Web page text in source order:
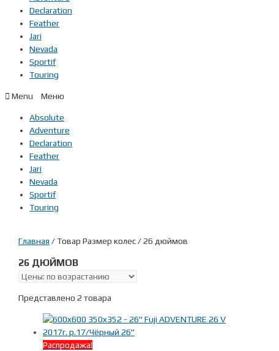
Declaration
Feather
Jari
Nevada
Sportif
Touring
Menu
Absolute
Adventure
Declaration
Feather
Jari
Nevada
Sportif
Touring
Главная / Товар Размер колес / 26 дюймов
26 ДЮЙМОВ
Представлено 2 товара
Распродажа!